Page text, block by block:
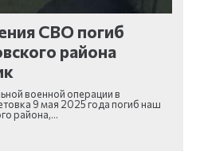
СВО погиб
района
военной операции в
9 мая 2025 года погиб наш
района,…